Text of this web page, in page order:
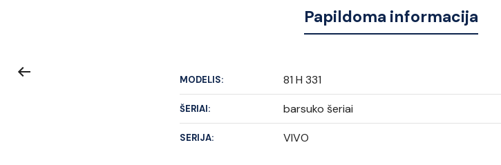
Papildoma informacija
MODELIS: 81 H 331
ŠERIAI: barsuko šeriai
SERIJA: VIVO